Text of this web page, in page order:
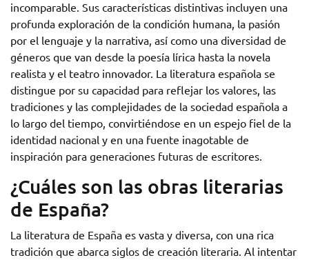
incomparable. Sus características distintivas incluyen una
profunda exploración de la condición humana, la pasión
por el lenguaje y la narrativa, así como una diversidad de
géneros que van desde la poesía lírica hasta la novela
realista y el teatro innovador. La literatura española se
distingue por su capacidad para reflejar los valores, las
tradiciones y las complejidades de la sociedad española a
lo largo del tiempo, convirtiéndose en un espejo fiel de la
identidad nacional y en una fuente inagotable de
inspiración para generaciones futuras de escritores.
¿Cuáles son las obras literarias
de España?
La literatura de España es vasta y diversa, con una rica
tradición que abarca siglos de creación literaria. Al intentar